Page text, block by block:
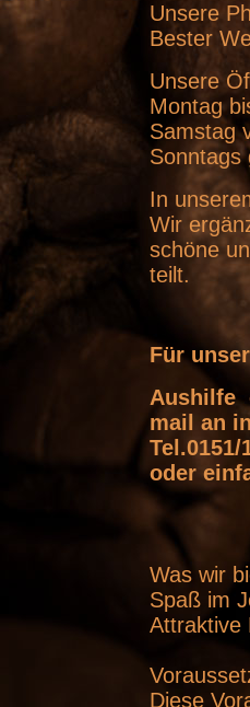
Unsere
Bester
Unsere
Montag
Samstag
Sonntags
In
Wir
schöne
teilt.
Für
Aushilfe
mail an
Tel.0151/
oder
Was wir
Spaß im
Attraktive
Diese